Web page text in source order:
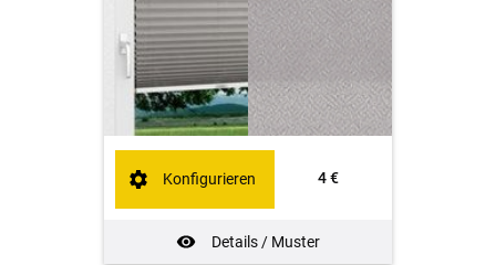
4 €
Details / Muster
Konfigurieren